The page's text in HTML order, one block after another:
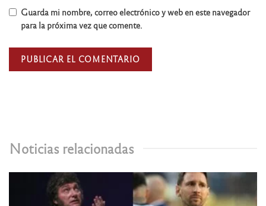
Noticias relacionadas
Guarda mi nombre, correo electrónico y web en este navegador
para la próxima vez que comente.